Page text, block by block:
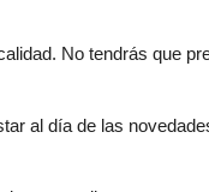
No tendrás que
al día de las